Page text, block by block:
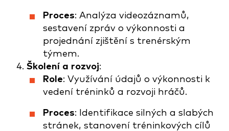
Proces: Analýza videozáznamů,
sestavení zpráv o výkonnosti a
projednání zjištění s trenérským
týmem.
Školení a rozvoj:
Role: Využívání údajů o výkonnosti k
vedení tréninků a rozvoji hráčů.
Proces: Identifikace silných a slabých
stránek, stanovení tréninkových cílů